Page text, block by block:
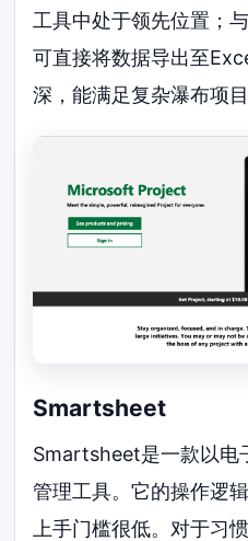
工具中处于领先位置；
可直接将数据导出至
深，能满足复杂瀑布项
Smartsheet
Smartsheet是一款以电
管理工具。它的操作逻
上手门槛很低。对于习